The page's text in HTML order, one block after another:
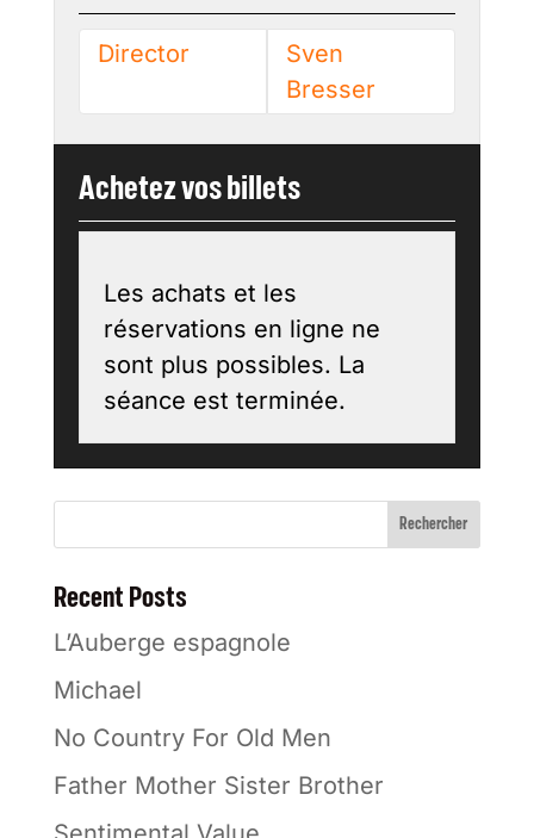
Director
Sven
Bresser
Achetez vos billets
Les achats et les
réservations en ligne ne
sont plus possibles. La
séance est terminée.
Rechercher
Recent Posts
L’Auberge espagnole
Michael
No Country For Old Men
Father Mother Sister Brother